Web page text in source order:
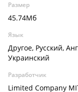
Размер
45.74Мб
Язык
Другое, Русский,
Украинский
Разработчик
Limited Company